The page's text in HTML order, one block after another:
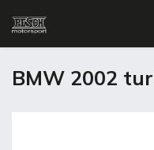
BMW 2002